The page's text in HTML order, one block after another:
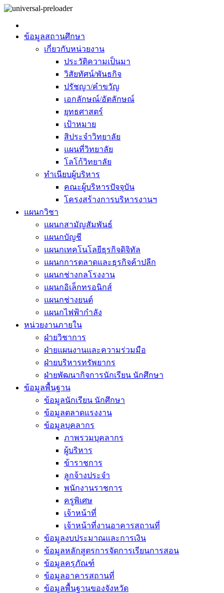
ข้อมูลสถานศึกษา
เกี่ยวกับหน่วยงาน
ประวัติความเป็นมา
วิสัยทัศน์/พันธกิจ
ปรัชญา/คำขวัญ
เอกลักษณ์/อัตลักษณ์
ยุทธศาสตร์
เป้าหมาย
สิประจำวิทยาลัย
แผนที่วิทยาลัย
โลโก้วิทยาลัย
ทำเนียบผู้บริหาร
คณะผู้บริหารปัจจุบัน
โครงสร้างการบริหารงานฯ
แผนกวิชา
แผนกสามัญสัมพันธ์
แผนกบัญชี
แผนกเทคโนโลยีธุรกิจดิจิทัล
แผนกการตลาดและธุรกิจค้าปลีก
แผนกช่างกลโรงงาน
แผนกอิเล็กทรอนิกส์
แผนกช่างยนต์
แผนกไฟฟ้ากำลัง
หน่วยงานภายใน
ฝ่ายวิชาการ
ฝ่ายแผนงานและความร่วมมือ
ฝ่ายบริหารทรัพยากร
ฝ่ายพัฒนากิจการนักเรียน นักศึกษา
ข้อมูลพื้นฐาน
ข้อมูลนักเรียน นักศึกษา
ข้อมูลตลาดแรงงาน
ข้อมูลบุคลากร
ภาพรวมบุคลากร
ผู้บริหาร
ข้าราชการ
ลูกจ้างประจำ
พนักงานราชการ
ครูพิเศษ
เจ้าหน้าที่
เจ้าหน้าที่งานอาคารสถานที่
ข้อมูลงบประมาณและการเงิน
ข้อมูลหลักสูตรการจัดการเรียนการสอน
ข้อมูลครุภัณฑ์
ข้อมูลอาคารสถานที่
ข้อมูลพื้นฐานของจังหวัด